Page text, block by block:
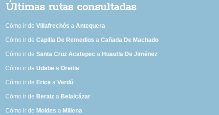
Últimas rutas consultadas
Cómo ir deVillafrechós aAntequera
Cómo ir deCapilla De Remedios aCañada De Machado
Cómo ir deSanta Cruz Acatepec a Huautla De Jiménez
Cómo ir deUdabe aOreitia
Cómo ir de Erice aVerdú
Cómo ir de Beraiz a Belalcázar
Cómo ir de Moldes a Millena